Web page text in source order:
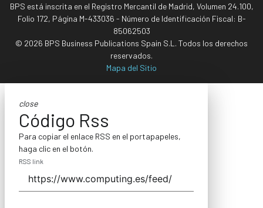
BPS está inscrita en el Registro Mercantil de Madrid, Volumen 24.100,
Folio 172, Página M-433036 - Número de Identificación Fiscal: B-
85062503
© 2026 BPS Business Publications Spain S.L. Todos los derechos
reservados.
Mapa del Sitio
close
Código Rss
Para copiar el enlace RSS en el portapapeles,
haga clic en el botón.
RSS link